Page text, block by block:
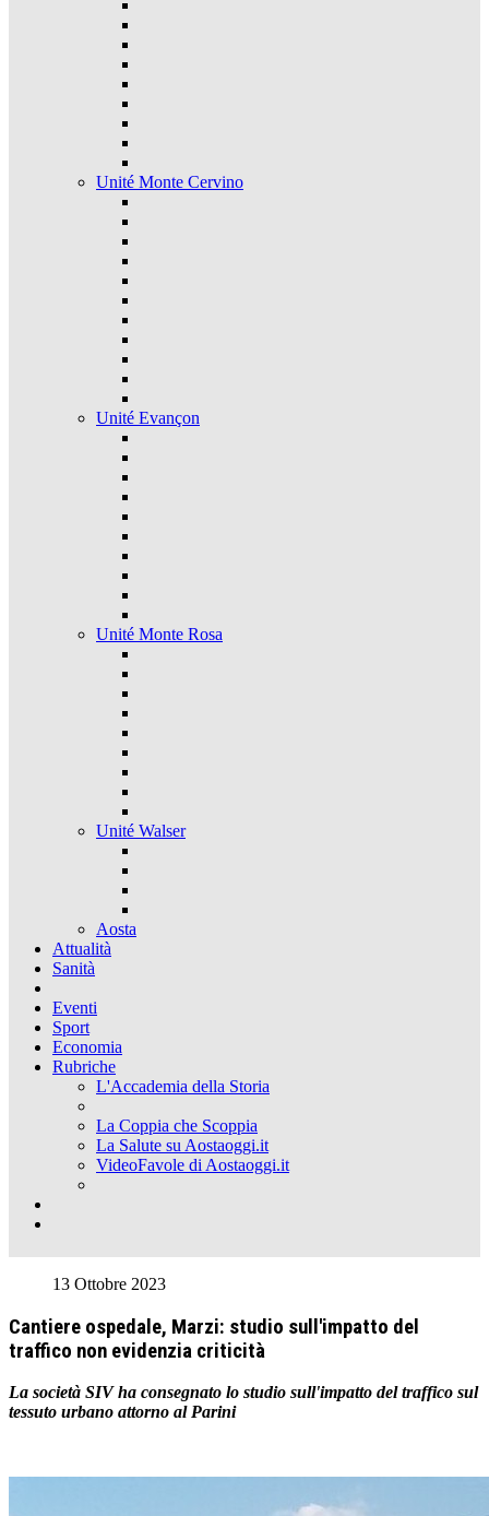
Unité Monte Cervino
Unité Evançon
Unité Monte Rosa
Unité Walser
Aosta
Attualità
Sanità
Eventi
Sport
Economia
Rubriche
L'Accademia della Storia
La Coppia che Scoppia
La Salute su Aostaoggi.it
VideoFavole di Aostaoggi.it
13 Ottobre 2023
Cantiere ospedale, Marzi: studio sull'impatto del
traffico non evidenzia criticità
La società SIV ha consegnato lo studio sull'impatto del traffico sul
tessuto urbano attorno al Parini